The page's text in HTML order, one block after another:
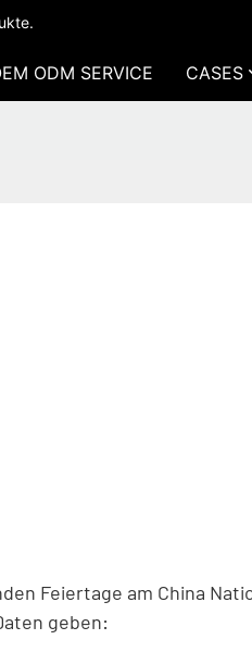
ODM SERVICE CASES
Feiertage am China
geben: